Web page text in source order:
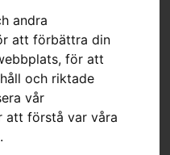
andra
att förbättra din
för att
och riktade
vår
att förstå var våra
225